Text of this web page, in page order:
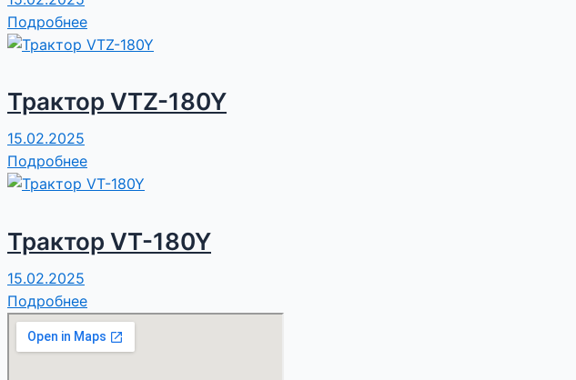
Подробнее
Трактор VTZ-180Y
15.02.2025
Подробнее
Трактор VT-180Y
15.02.2025
Подробнее